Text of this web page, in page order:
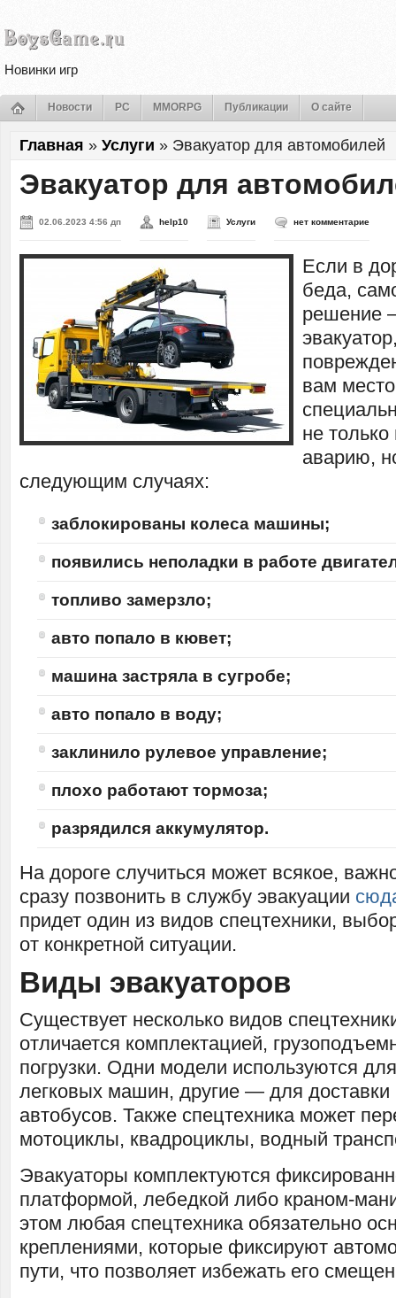
Новинки игр
Новости PC MMORPG Публикации О сайте
Главная » Услуги » Эвакуатор для автомобилей
Эвакуатор для
02.06.2023 4:56 дп help10 Услуги нет комментарие
Если в
беда,
решение
вам
не
аварию,
следующим случаях:
заблокированы колеса машины;
появились неполадки в работе
топливо замерзло;
авто попало в кювет;
машина застряла в сугробе;
авто попало в воду;
заклинило рулевое управление;
плохо работают тормоза;
разрядился аккумулятор.
На дороге случиться может всякое,
сразу позвонить в службу эвакуации
придет один из видов спецтехники,
от конкретной ситуации.
Виды эвакуаторов
Существует несколько видов
отличается комплектацией,
погрузки. Одни модели используются
легковых машин, другие — для доставки
автобусов. Также спецтехника может
мотоциклы, квадроциклы, водный
Эвакуаторы комплектуются
платформой, лебедкой либо краном-
этом любая спецтехника обязательно
креплениями, которые фиксируют
пути, что позволяет избежать его